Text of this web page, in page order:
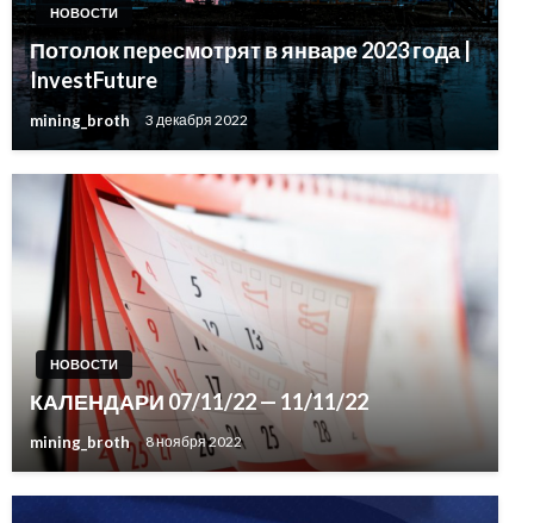
НОВОСТИ
Потолок пересмотрят в январе 2023 года |
InvestFuture
mining_broth 3 декабря 2022
НОВОСТИ
КАЛЕНДАРИ 07/11/22 — 11/11/22
mining_broth 8 ноября 2022